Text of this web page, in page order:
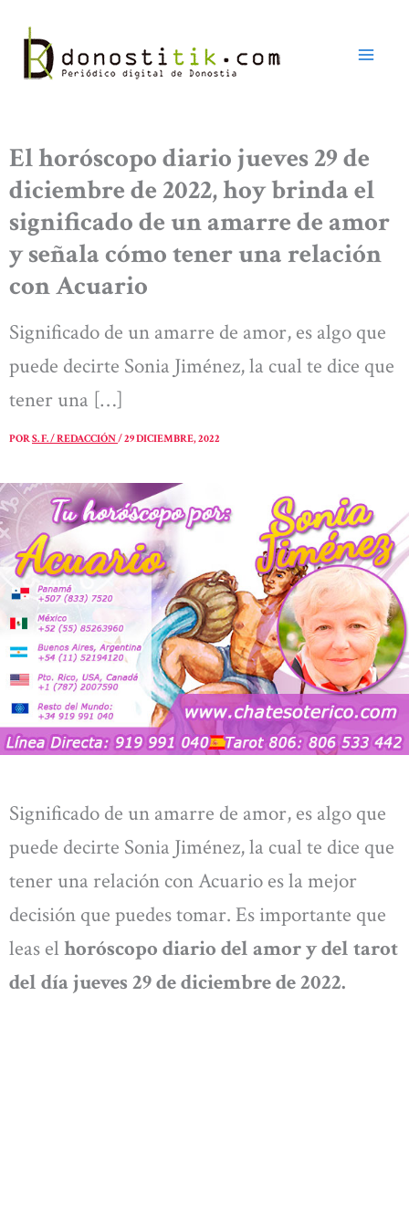
contenido
El horóscopo diario jueves 29 de
diciembre de 2022, hoy brinda el
significado de un amarre de amor
y señala cómo tener una relación
con Acuario
Significado de un amarre de amor, es algo que
puede decirte Sonia Jiménez, la cual te dice que
tener una […]
PORS. F. / REDACCIÓN/29 DICIEMBRE, 2022
Significado de un amarre de amor, es algo que
puede decirte Sonia Jiménez, la cual te dice que
tener una relación con Acuario es la mejor
decisión que puedes tomar. Es importante que
leas el horóscopo diario del amor y del tarot
del díajueves 29 de diciembrede 2022.